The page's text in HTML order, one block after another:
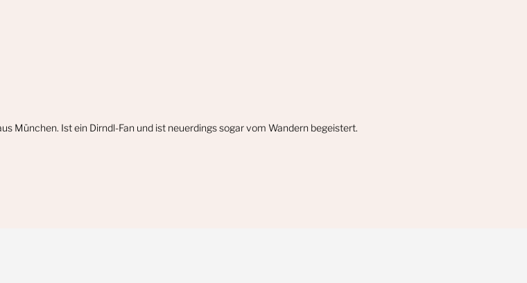
München. Ist ein Dirndl-Fan und ist neuerdings sogar vom Wandern begeistert.